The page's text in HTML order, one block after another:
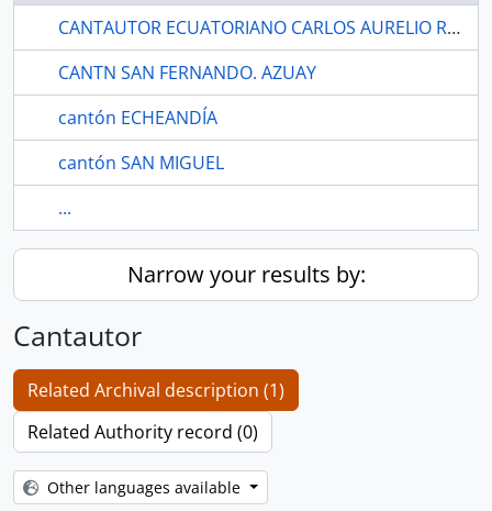
CANTAUTOR ECUATORIANO CARLOS AURELIO RUBIRA
CANTN SAN FERNANDO. AZUAY
cantón ECHEANDÍA
cantón SAN MIGUEL
...
Narrow your results by:
Cantautor
Related Archival description (1)
Related Authority record (0)
Other languages available